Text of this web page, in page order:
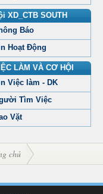
XD_CTB SOUTH
Báo
Hoạt Động
LÀM VÀ CƠ HỘI
Việc làm - DK
Tìm Việc
Vặt
chủ